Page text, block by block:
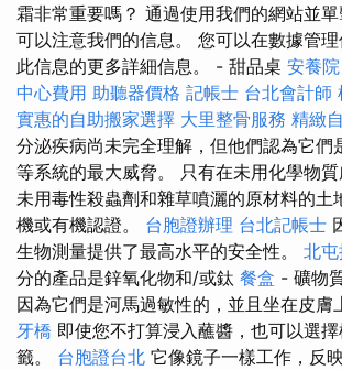
霜非常重要嗎？ 通過使用我們的網站並單
可以注意我們的信息。 您可以在數據管
此信息的更多詳細信息。 - 甜品桌 安養
中心費用 助聽器價格 記帳士 台北會計師
實惠的自助搬家選擇 大里整骨服務 精緻
分泌疾病尚未完全理解，但他們認為它們
等系統的最大威脅。 只有在未用化學物
未用毒性殺蟲劑和雜草噴灑的原材料的土
機或有機認證。 台胞證辦理 台北記帳士
生物測量提供了最高水平的安全性。 北
分的產品是鋅氧化物和/或鈦 餐盒 - 礦物
因為它們是河馬過敏性的，並且坐在皮膚
牙橋 即使您不打算浸入蘸醬，也可以選
籤。 台胞證台北 它像鏡子一樣工作，反